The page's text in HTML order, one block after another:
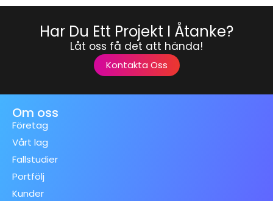
Har Du Ett Projekt I Åtanke?
Låt oss få det att hända!
Kontakta Oss
Om oss
Företag
Vårt lag
Fallstudier
Portfölj
Kunder